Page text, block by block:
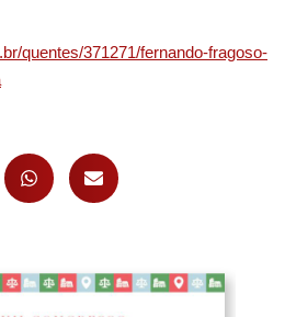
quentes/371271/fernando-fragoso-